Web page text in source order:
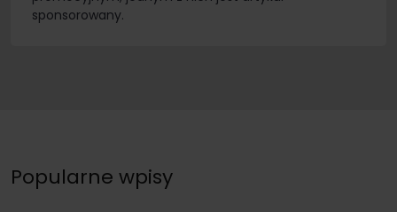
sponsorowany.
Popularne wpisy